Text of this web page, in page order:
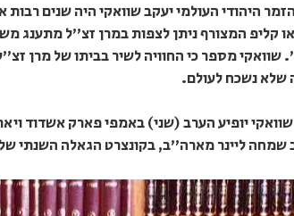
היהודי העולמי יעקב שוואקי היה שנים
קליפ המצורף ניתן לצפות במרן זצ"ל מתענג
שוואקי מספר כי החוויה לשיר בביתו של מרן
שלא נשכח לעולם.
יופיע הערב (שני) באמפי פארק אשדוד
שמחה ליינר מארה"ב, בקונצרט הגאלה השנתי